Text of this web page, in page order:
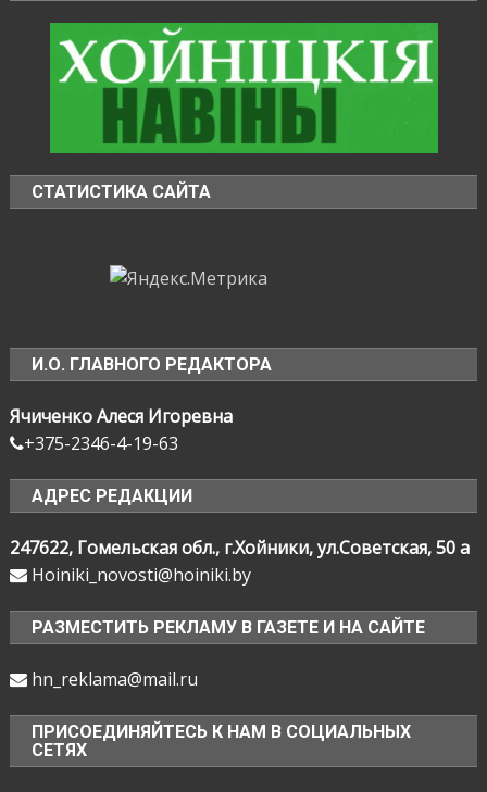
СТАТИСТИКА САЙТА
И.О. ГЛАВНОГО РЕДАКТОРА
Ячиченко Алеся Игоревна
+375-2346-4-19-63
АДРЕС РЕДАКЦИИ
247622, Гомельская обл., г.Хойники, ул.Советская, 50 а
Hoiniki_novosti@hoiniki.by
РАЗМЕСТИТЬ РЕКЛАМУ В ГАЗЕТЕ И НА САЙТЕ
hn_reklama@mail.ru
ПРИСОЕДИНЯЙТЕСЬ К НАМ В СОЦИАЛЬНЫХ
СЕТЯХ